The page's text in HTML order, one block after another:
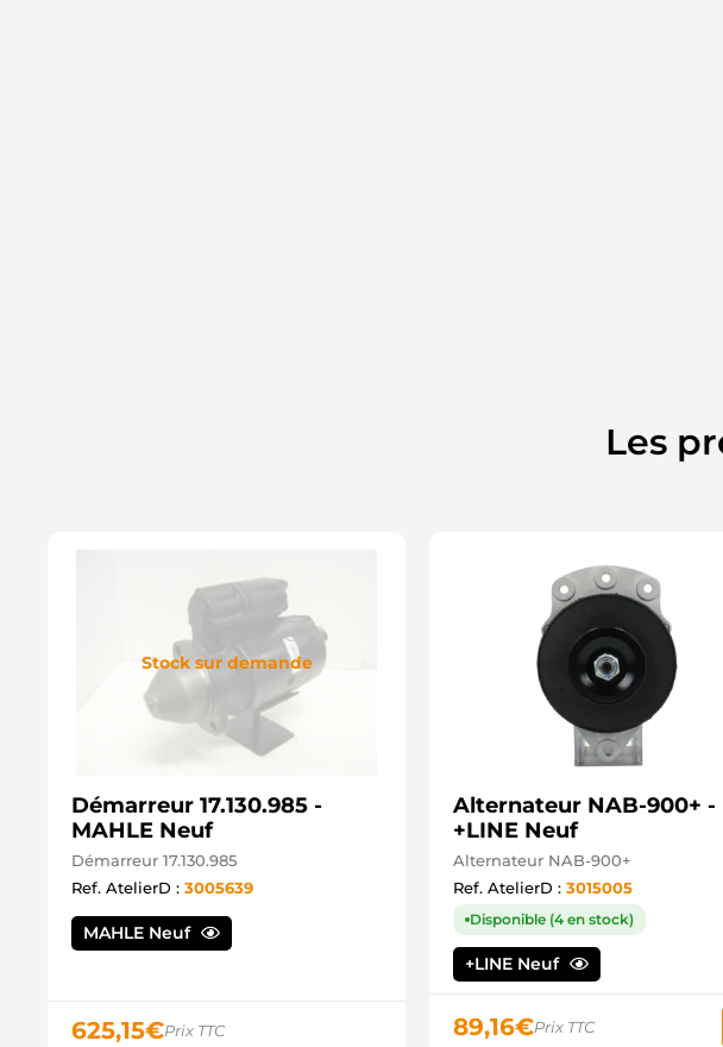
Les
Stock sur demande
Démarreur 17.130.985 -
MAHLE Neuf
Démarreur 17.130.985
Ref. AtelierD : 3005639
MAHLE Neuf
625,15€Prix TTC
Alternateur NAB-900+ -
+LINE Neuf
Alternateur NAB-900+
Ref. AtelierD : 3015005
Disponible (4 en stock)
+LINE Neuf
89,16€Prix TTC